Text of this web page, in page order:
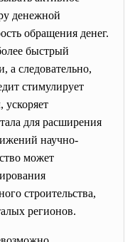
денежной
обращения денег.
быстрый
а следовательно,
стимулирует
ускоряет
для расширения
научно-
может
строительства,
регионов.